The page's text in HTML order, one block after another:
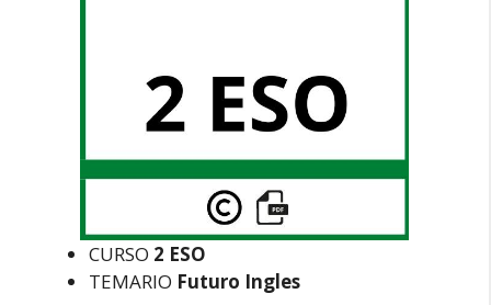
CURSO 2 ESO
TEMARIO Futuro Ingles